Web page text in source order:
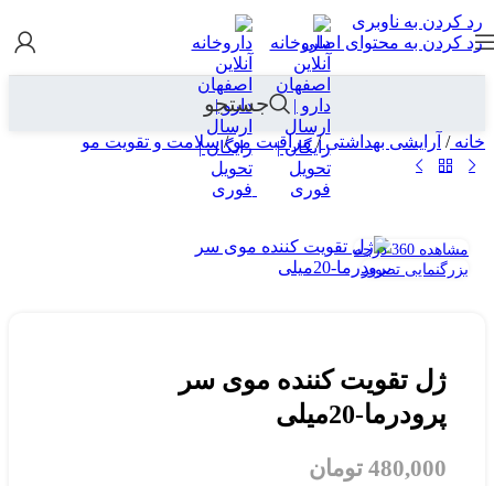
رد کردن به ناوبری
رد کردن به محتوای اصلی
جستجو
خانه / آرایشی بهداشتی/ مراقبت مو/ سلامت و تقویت مو
مشاهده 360 درجه
بزرگنمایی تصویر
ژل تقویت کننده موی سر
پرودرما-20میلی
480,000 تومان